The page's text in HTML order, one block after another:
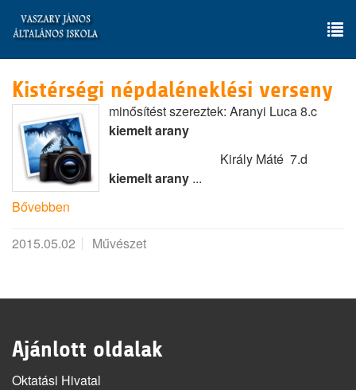
Kistérségi népdaléneklési verseny
minősítést szereztek: Aranyi Luca 8.c
kiemelt arany
Király Máté 7.d
kiemelt arany ...
Bővebben
2015.05.02
Művészet
Ajánlott oldalak
Oktatási Hivatal